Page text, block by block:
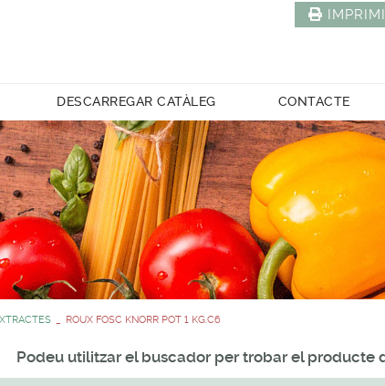
DESCARREGAR CATÀLEG CONTACTE
ROUX FOSC KNORR POT 1 KG.C6
Podeu utilitzar el buscador per trobar el producte